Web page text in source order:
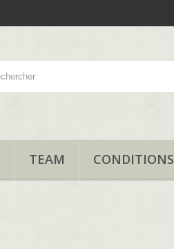
TEAM CONDITIONS